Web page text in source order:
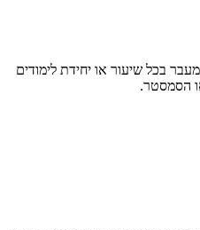
בכל שיעור או יחידת לימודים
הסמסטר.